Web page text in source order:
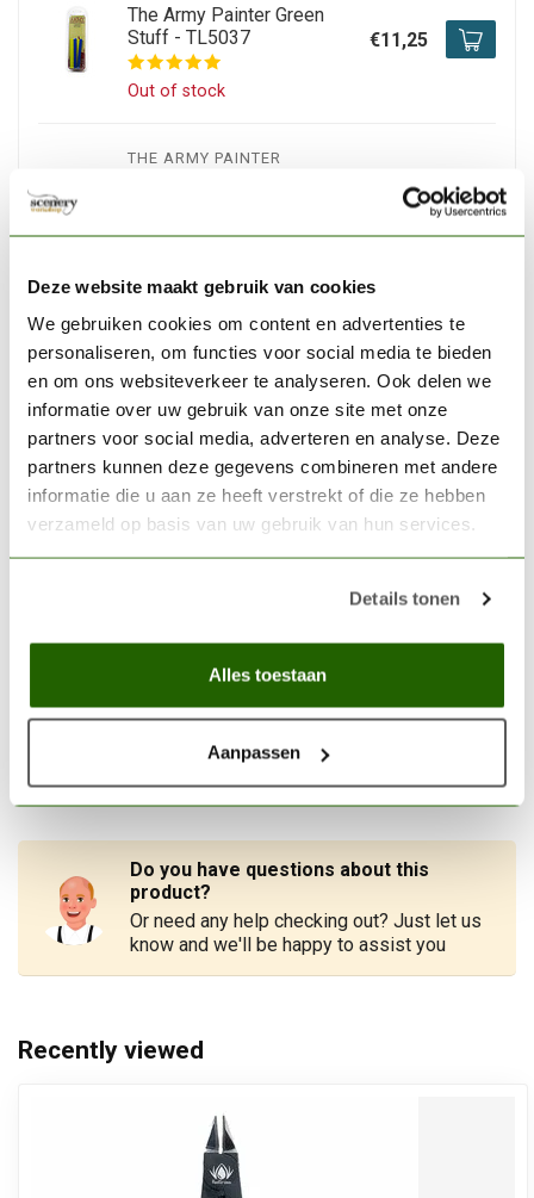
Deze website maakt gebruik van cookies
We gebruiken cookies om content en advertenties te
personaliseren, om functies voor social media te bieden
en om ons websiteverkeer te analyseren. Ook delen we
informatie over uw gebruik van onze site met onze
partners voor social media, adverteren en analyse. Deze
partners kunnen deze gegevens combineren met andere
informatie die u aan ze heeft verstrekt of die ze hebben
verzameld op basis van uw gebruik van hun services.
Details tonen
Alles toestaan
Aanpassen
The Army Painter Green
Stuff - TL5037
Out of stock
€11,25
THE ARMY PAINTER
€5,39
ALBION ALLOYS
Albion Alloys Mini Sanding
Sticks - 15x - 360
In stock
€4,84
RAPHAEL
Raphael 8404 1 Kolinsky
Hobbyzone Paints Module
36mm - OM05b
€11,95
Do you have questions about this
product?
Or need any help checking out? Just let us
know and we'll be happy to assist you
Recently viewed